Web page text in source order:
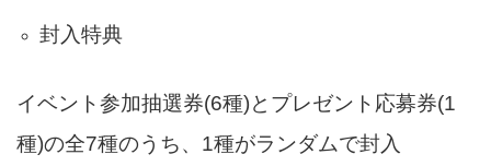
封入特典
イベント参加抽選券(6種)とプレゼント応募券(1
種)の全7種のうち、1種がランダムで封入